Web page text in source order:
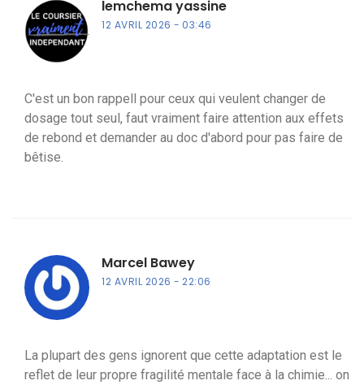
lemchema yassine
12 AVRIL 2026 03:46
C'est un bon rappell pour ceux qui veulent changer de
dosage tout seul, faut vraiment faire attention aux effets
de rebond et demander au doc d'abord pour pas faire de
bêtise.
Marcel Bawey
12 AVRIL 2026 22:06
La plupart des gens ignorent que cette adaptation est le
reflet de leur propre fragilité mentale face à la chimie... on